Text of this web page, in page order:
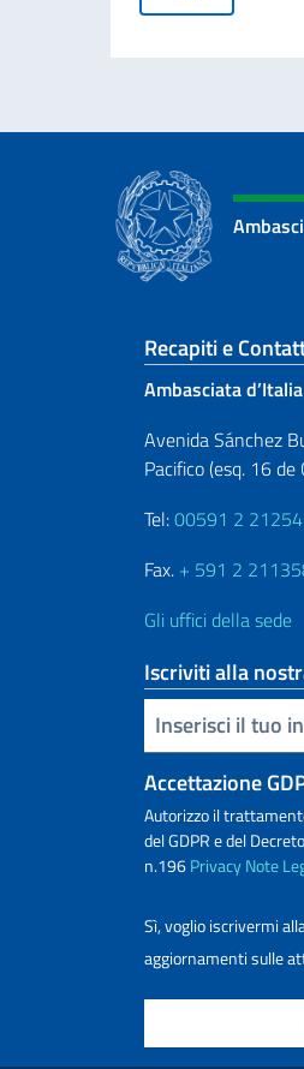
Recapiti e
Ambasciata
Avenida Sánchez
Pacifico (esq. 16
Tel:00591 2
Fax. + 591 2
Gli uffici della sede
Iscriviti alla
Inserisci la tua email
Accettazione
Autorizzo il
del GDPR e del
n.196PrivacyNote
Sì, voglio iscrivermi
aggiornamenti sulle